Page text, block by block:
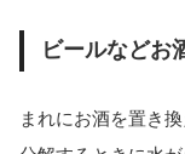
ビールなどお
まれにお酒を置き